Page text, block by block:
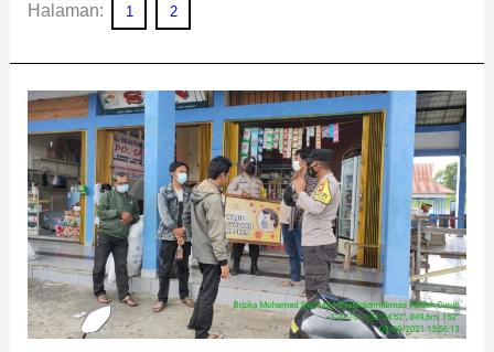
Halaman: 1 2
Polsek
Curup
Gelar
Pendisiplinan
Prokes